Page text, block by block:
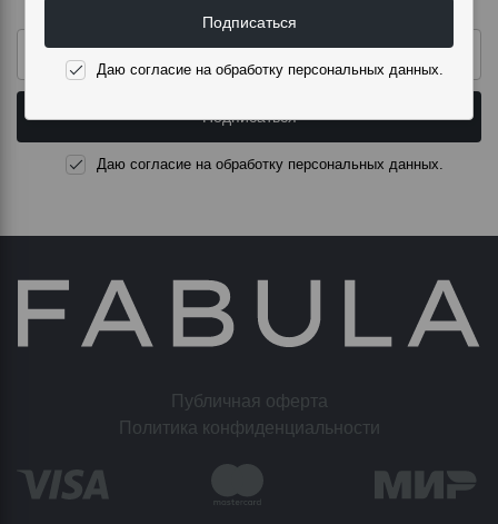
Подписаться
Даю согласие на обработку персональных данных.
Публичная оферта
Политика конфиденциальности
Подписаться
Даю согласие на обработку персональных данных.